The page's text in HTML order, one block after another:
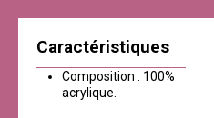
Caractéristiques
Composition : 100%
acrylique.